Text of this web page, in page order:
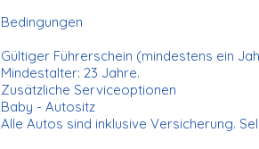
Bedingungen
Gültiger Führerschein (mindestens ein
Mindestalter: 23 Jahre.
Zusätzliche Serviceoptionen
Baby - Autositz
Alle Autos sind inklusive Versicherung.